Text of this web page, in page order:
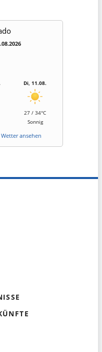
Di, 11.08.
27 / 34°C
Sonnig
ansehen